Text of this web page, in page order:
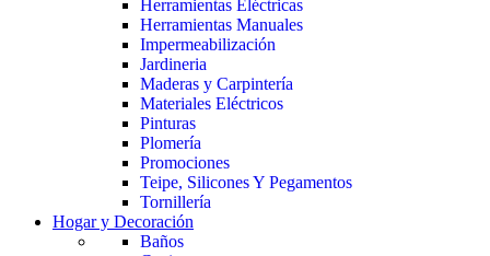
Herramientas Eléctricas
Herramientas Manuales
Impermeabilización
Jardineria
Maderas y Carpintería
Materiales Eléctricos
Pinturas
Plomería
Promociones
Teipe, Silicones Y Pegamentos
Tornillería
Hogar y Decoración
Baños